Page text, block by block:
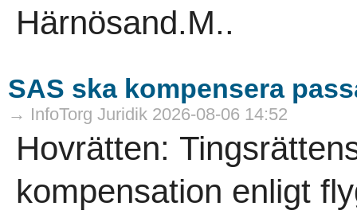
Härnösand.M..
SAS ska kompensera
→ InfoTorg Juridik 2026-08-06 14:52
Hovrätten:
kompensation enligt